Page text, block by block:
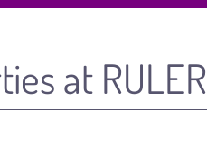
at RULER